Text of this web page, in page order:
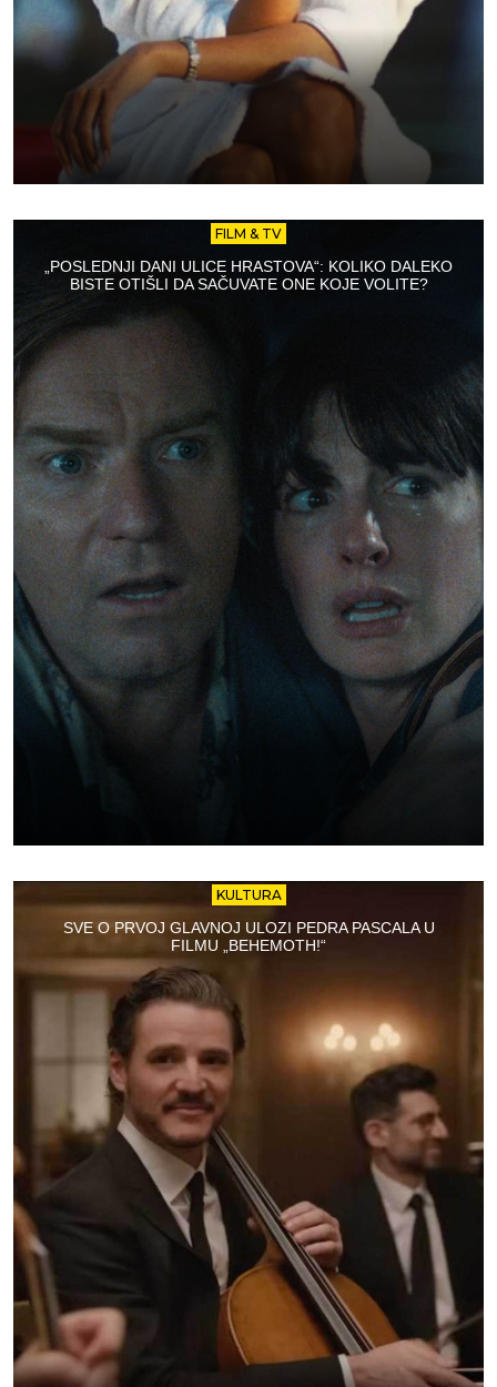
FILM & TV
„POSLEDNJI DANI ULICE HRASTOVA“: KOLIKO DALEKO
BISTE OTIŠLI DA SAČUVATE ONE KOJE VOLITE?
KULTURA
SVE O PRVOJ GLAVNOJ ULOZI PEDRA PASCALA U
FILMU „BEHEMOTH!“